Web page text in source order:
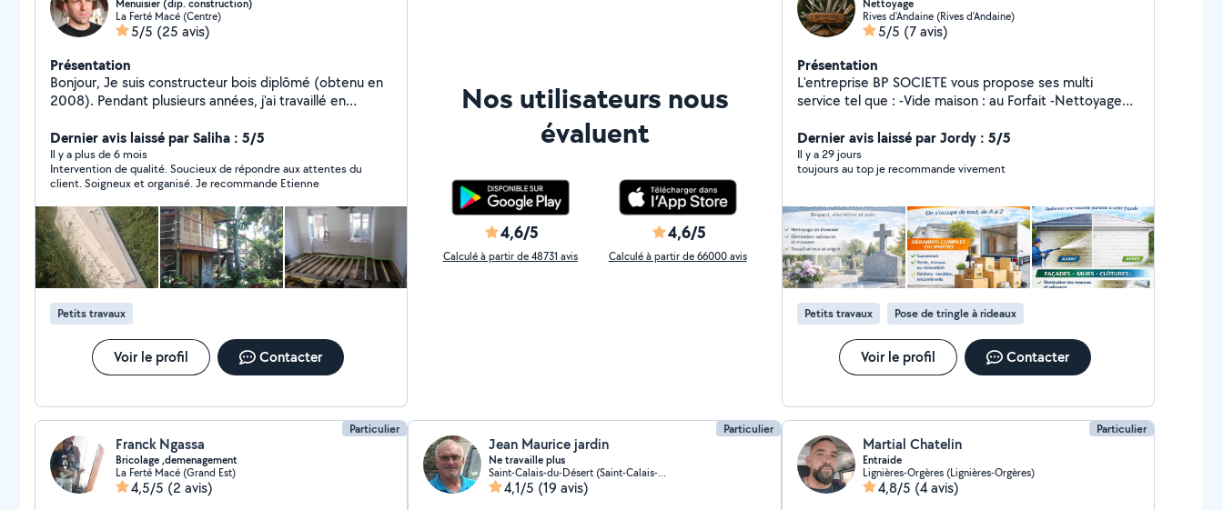
Menuisier (dip. construction)
La Ferté Macé (Centre)
5/5 (25 avis)
Présentation
Bonjour, Je suis constructeur bois diplômé (obtenu en
2008). Pendant plusieurs années, j'ai travaillé en
parallèle à la menuiserie, par passion. Je vous propose
mes services et conseils pour : -menuiserie neuf et
rénovation -éléments de mobilier (création et/ou
pose) -placo, isolation -plancher, solivage -travail sur
bois neufs et anciens -pose cuisine et salle de bain -
pose fenêtre -raccordement éléments sanitaires et
électriques -et autres projets... Aussi, je peux fournir
des conseils en charpente et construction bois.
Expérience dans le bâti ancien. Les projets sont
étudiés en concertation avec le client pour trouver la
meilleure solution.
Dernier avis laissé par Saliha : 5/5
Il y a plus de 6 mois
Intervention de qualité. Soucieux de répondre aux attentes du
client. Soigneux et organisé. Je recommande Etienne
Petits travaux
Voir le profil Contacter
Nos utilisateurs nous
évaluent
4,6/5
Calculé à partir de 48731 avis
4,6/5
Calculé à partir de 66000 avis
Nettoyage
Rives d'Andaine (Rives d'Andaine)
5/5 (7 avis)
Présentation
L'entreprise BP SOCIETE vous propose ses multi
service tel que : -Vide maison : au Forfait -Nettoyage
Nettoyage de vos lieux : Tarif m² -Espace vert -
bricolage, travaux de rénovation, évacuation de
déchets Devis gratuit et sans engagement
Dernier avis laissé par Jordy : 5/5
Il y a 29 jours
toujours au top je recommande vivement
Petits travaux Pose de tringle à rideaux
Voir le profil Contacter
Particulier
Franck Ngassa
Bricolage ,demenagement
La Ferté Macé (Grand Est)
4,5/5 (2 avis)
Particulier
Jean Maurice jardin
Ne travaille plus
Saint-Calais-du-Désert (Saint-Calais-du-Désert)
4,1/5 (19 avis)
Particulier
Martial Chatelin
Entraide
Lignières-Orgères (Lignières-Orgères)
4,8/5 (4 avis)